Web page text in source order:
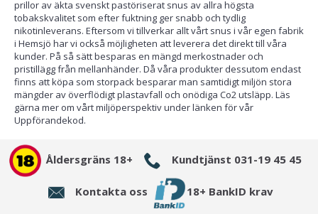
prillor av äkta svenskt pastöriserat snus av allra högsta
tobakskvalitet som efter fuktning ger snabb och tydlig
nikotinleverans. Eftersom vi tillverkar allt vårt snus i vår egen fabrik
i Hemsjö har vi också möjligheten att leverera det direkt till våra
kunder. På så sätt besparas en mängd merkostnader och
pristillägg från mellanhänder. Då våra produkter dessutom endast
finns att köpa som storpack besparar man samtidigt miljön stora
mängder av överflödigt plastavfall och onödiga Co2 utsläpp. Läs
gärna mer om vårt miljöperspektiv under länken för vår
Uppförandekod.
Åldersgräns 18+ Kundtjänst 031-19 45 45
Kontakta oss 18+ BankID krav